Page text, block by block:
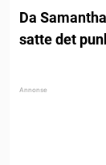
Da
satte det